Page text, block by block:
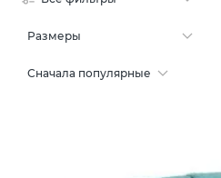
Размеры
Сначала популярные